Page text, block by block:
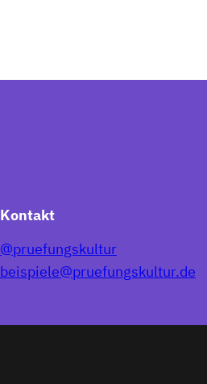
Kontakt
@pruefungskultur
beispiele@pruefungskultur.de